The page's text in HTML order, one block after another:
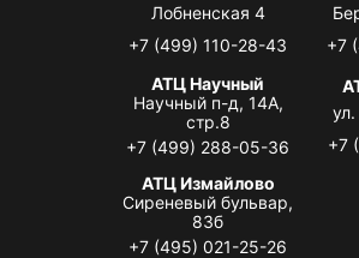
Лобненская 4
+7 (499) 110-28-43
+7
АТЦ Научный
Научный п-д, 14А,
стр.8
+7 (499) 288-05-36
+7
АТЦ Измайлово
Сиреневый бульвар,
83б
+7 (495) 021-25-26